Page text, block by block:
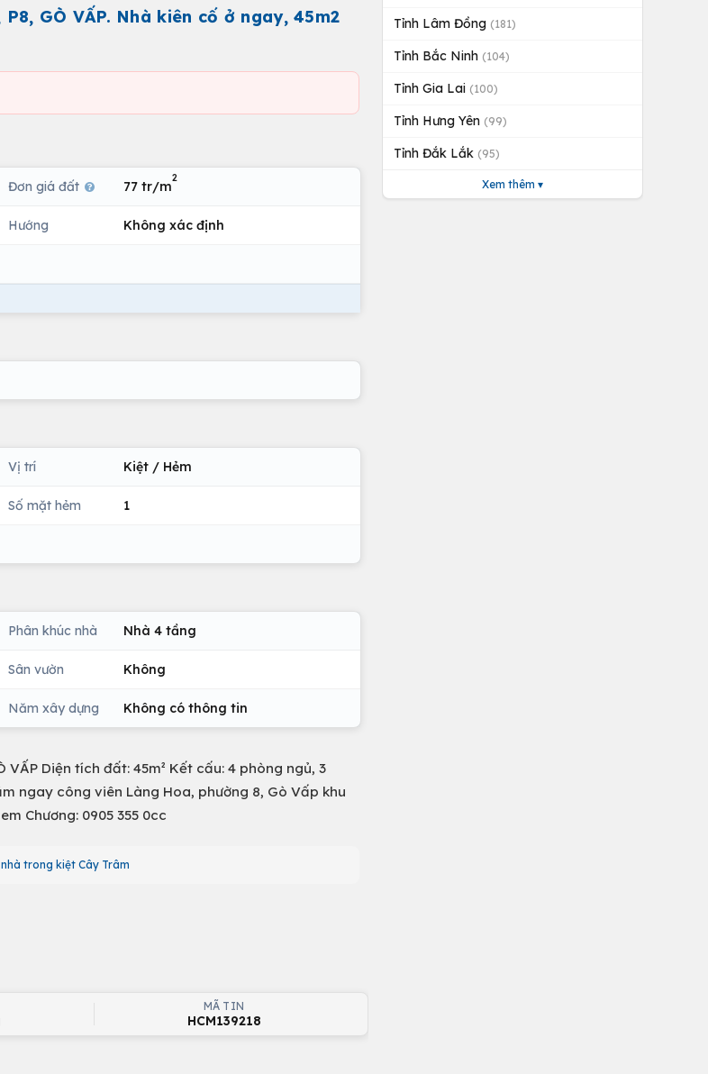
GÒ VẤP. Nhà kiên cố ở ngay, 45m2
Đơn giá đất 77 tr/m
2
Hướng Không xác định
Vị trí Kiệt / Hẻm
Số mặt hẻm 1
Phân khúc nhà Nhà 4 tầng
Sân vườn Không
Năm xây dựng Không có thông tin
VẤP Diện tích đất: 45m² Kết cấu: 4 phòng ngủ, 3
ngay công viên Làng Hoa, phường 8, Gò Vấp khu
Chương: 0905 355 0cc
trong kiệt Cây Trâm
MÃ TIN
HCM139218
Tỉnh Lâm Đồng (181)
Tỉnh Bắc Ninh (104)
Tỉnh Gia Lai (100)
Tỉnh Hưng Yên (99)
Tỉnh Đắk Lắk (95)
Xem thêm ▾